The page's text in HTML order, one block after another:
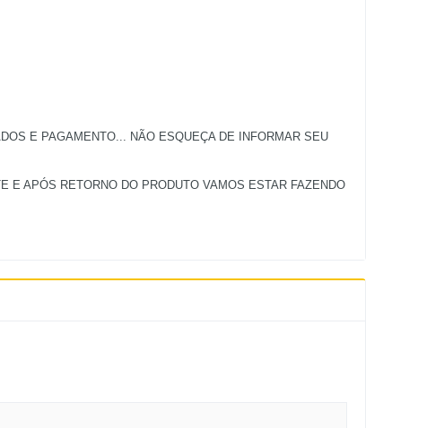
E PAGAMENTO... NÃO ESQUEÇA DE INFORMAR SEU
E APÓS RETORNO DO PRODUTO VAMOS ESTAR FAZENDO